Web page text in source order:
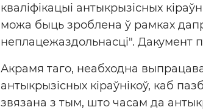
кваліфікацыі антыкрызісных
можа быць зроблена ў рамках
неплацежаздольнасці". Дакумент
Акрамя таго, неабходна
антыкрызісных кіраўнікоў, каб
звязана з тым, што часам да